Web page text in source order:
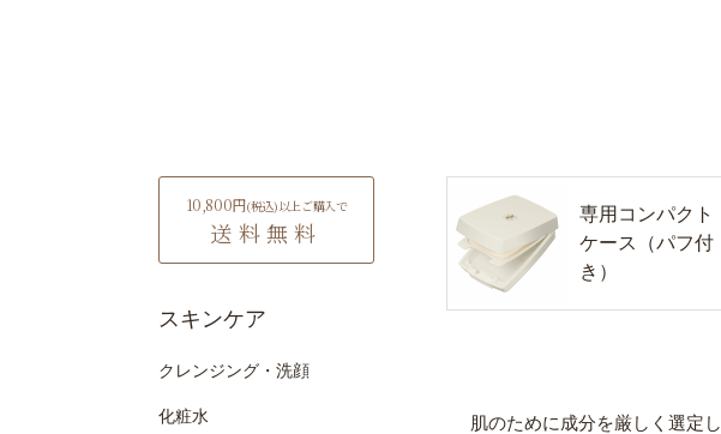
10,800円(税込)以上ご購入で
送料無料
スキンケア
クレンジング・洗顔
化粧水
専用コンパクト
ケース
（パフ付
き）
肌のために成分を厳しく選定